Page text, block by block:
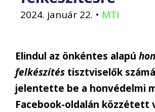
2024. január 22. • MTI
Elindul az önkéntes alapú
felkészítés tisztviselők
jelentette be a honvédelmi
Facebook-oldalán közzétett